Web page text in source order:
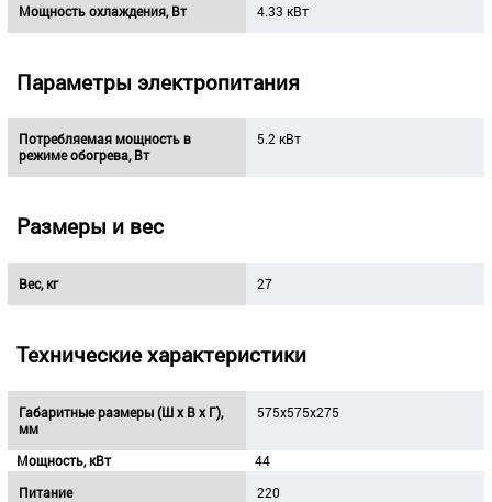
Мощность охлаждения, Вт 4.33 кВт
Параметры электропитания
Потребляемая мощность в
режиме обогрева, Вт
5.2 кВт
Размеры и вес
Вес, кг 27
Технические характеристики
Габаритные размеры (Ш х В х Г),
мм
575x575x275
Мощность, кВт
44
Питание
220